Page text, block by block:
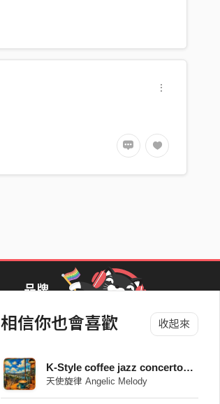
相信你也會喜歡 收起來
K-Style coffee jazz concerto_03
天使旋律 Angelic Melody
品牌
StreetVoice Awards 街聲音樂獎
Blow 吹音樂
Packer 派歌
SimpleLife 簡單生活節